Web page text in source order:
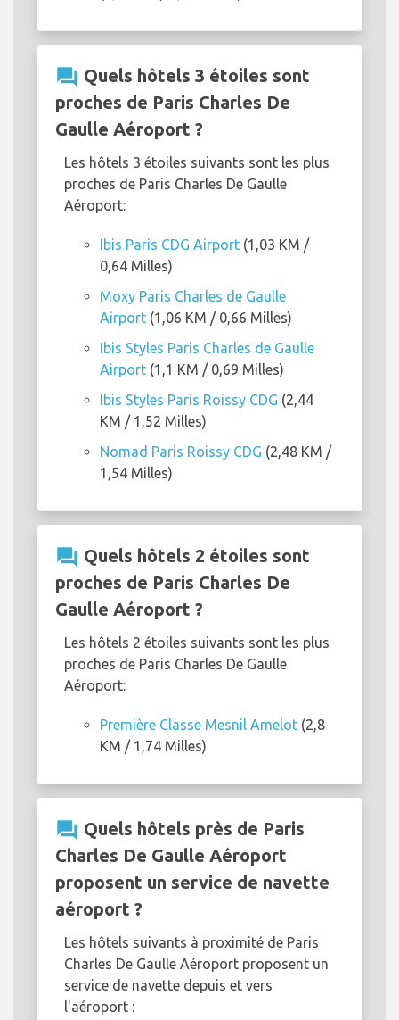
question_answer Quels hôtels 3 étoiles sont
proches de Paris Charles De
Gaulle Aéroport ?
Les hôtels 3 étoiles suivants sont les plus
proches de Paris Charles De Gaulle
Aéroport:
Ibis Paris CDG Airport (1,03 KM /
0,64 Milles)
Moxy Paris Charles de Gaulle
Airport (1,06 KM / 0,66 Milles)
Ibis Styles Paris Charles de Gaulle
Airport (1,1 KM / 0,69 Milles)
Ibis Styles Paris Roissy CDG (2,44
KM / 1,52 Milles)
Nomad Paris Roissy CDG (2,48 KM /
1,54 Milles)
question_answer Quels hôtels 2 étoiles sont
proches de Paris Charles De
Gaulle Aéroport ?
Les hôtels 2 étoiles suivants sont les plus
proches de Paris Charles De Gaulle
Aéroport:
Première Classe Mesnil Amelot (2,8
KM / 1,74 Milles)
question_answer Quels hôtels près de Paris
Charles De Gaulle Aéroport
proposent un service de navette
aéroport ?
Les hôtels suivants à proximité de Paris
Charles De Gaulle Aéroport proposent un
service de navette depuis et vers
l'aéroport :